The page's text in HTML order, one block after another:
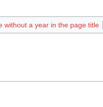
a year in the page title